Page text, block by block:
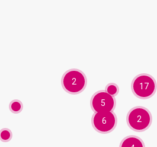
6
17
5
2
2